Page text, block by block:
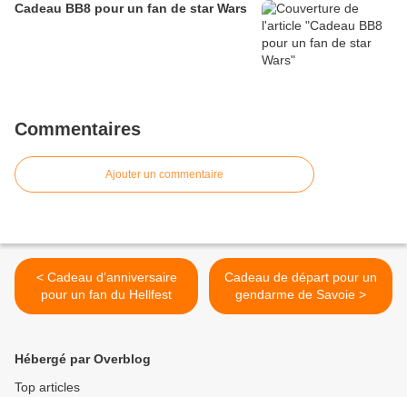
Cadeau BB8 pour un fan de star Wars
Commentaires
Ajouter un commentaire
< Cadeau d’anniversaire
pour un fan du Hellfest
Cadeau de départ pour un
gendarme de Savoie >
Hébergé par Overblog
Top articles